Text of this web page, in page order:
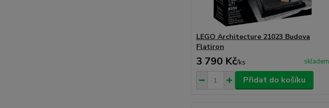
LEGO Architecture 21023 Budova
Flatiron
3 790 Kč/ks skladem
Přidat do košíku